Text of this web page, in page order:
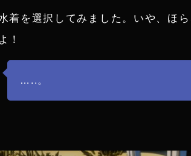
着を選択してみました。いや、ほ
！
…..。